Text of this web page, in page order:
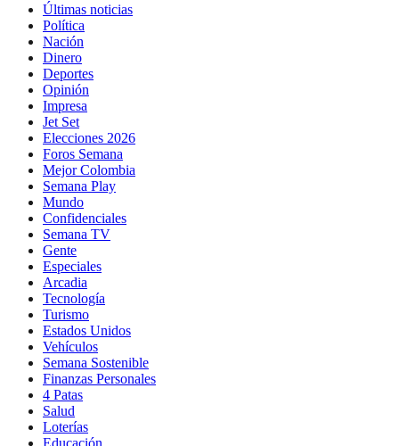
Últimas noticias
Política
Nación
Dinero
Deportes
Opinión
Impresa
Jet Set
Elecciones 2026
Foros Semana
Mejor Colombia
Semana Play
Mundo
Confidenciales
Semana TV
Gente
Especiales
Arcadia
Tecnología
Turismo
Estados Unidos
Vehículos
Semana Sostenible
Finanzas Personales
4 Patas
Salud
Loterías
Educación